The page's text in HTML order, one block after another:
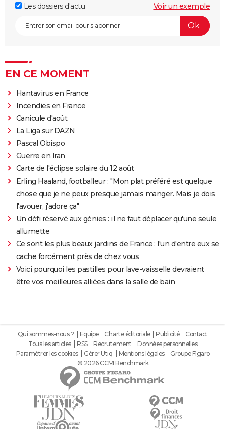
Les dossiers d'actu
Voir un exemple
EN CE MOMENT
Hantavirus en France
Incendies en France
Canicule d'août
La Liga sur DAZN
Pascal Obispo
Guerre en Iran
Carte de l'éclipse solaire du 12 août
Erling Haaland, footballeur : "Mon plat préféré est quelque
chose que je ne peux presque jamais manger. Mais je dois
l'avouer, j'adore ça"
Un défi réservé aux génies : il ne faut déplacer qu'une seule
allumette
Ce sont les plus beaux jardins de France : l'un d'entre eux se
cache forcément près de chez vous
Voici pourquoi les pastilles pour lave-vaisselle devraient
être vos meilleures alliées dans la salle de bain
Qui sommes-nous ? Equipe Charte éditoriale Publicité
Contact
Tous les articles
RSS Recrutement
Données personnelles
Paramétrer les cookies
Gérer Utiq Mentions légales
Groupe Figaro
© 2026 CCM Benchmark